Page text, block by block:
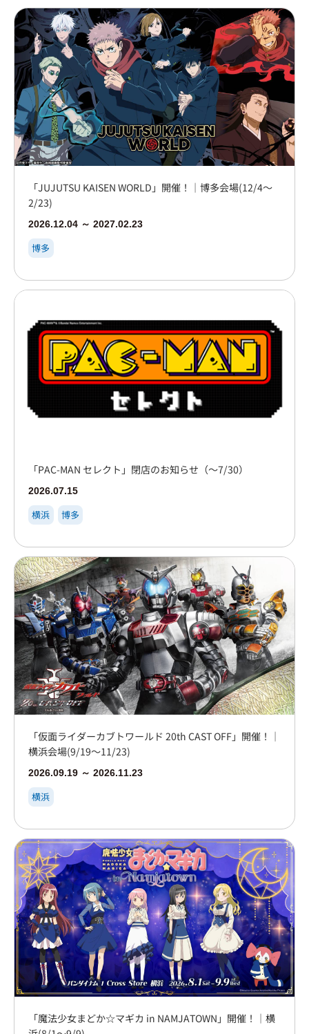
「JUJUTSU KAISEN WORLD」開催！｜博多会場(12/4～
2/23)
2026.12.04 ～ 2027.02.23
博多
「PAC-MAN セレクト」閉店のお知らせ（～7/30）
2026.07.15
横浜 博多
「仮面ライダーカブトワールド 20th CAST OFF」開催！｜
横浜会場(9/19～11/23)
2026.09.19 ～ 2026.11.23
横浜
「魔法少女まどか☆マギカ in NAMJATOWN」開催！｜横